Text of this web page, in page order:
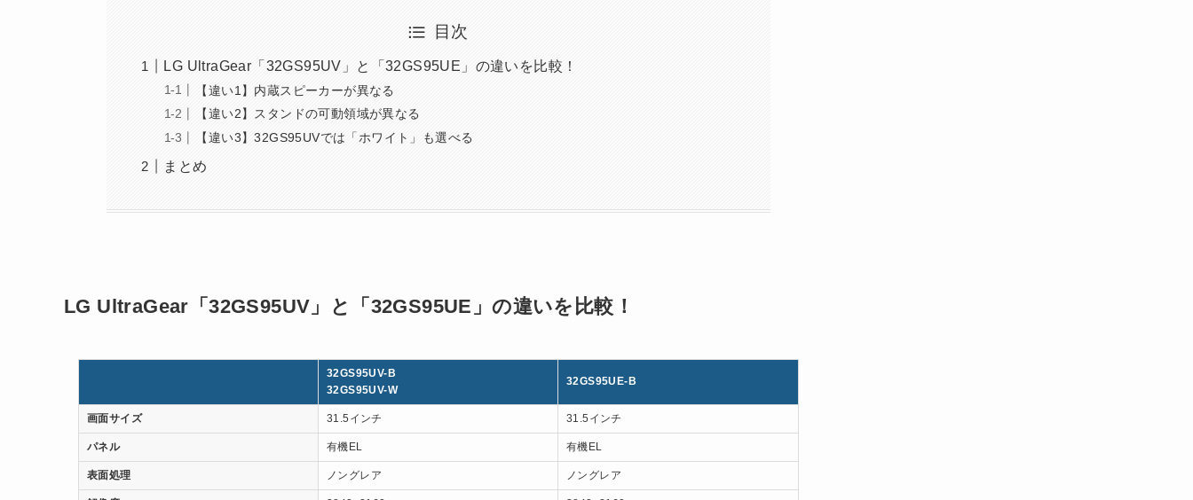
目次
LG UltraGear「32GS95UV」と「32GS95UE」の違いを比較！
【違い1】内蔵スピーカーが異なる
【違い2】スタンドの可動領域が異なる
【違い3】32GS95UVでは「ホワイト」も選べる
まとめ
LG UltraGear「32GS95UV」と「32GS95UE」の違いを比較！
32GS95UV-B
32GS95UV-W
32GS95UE-B
画面サイズ 31.5インチ 31.5インチ
パネル 有機EL 有機EL
表面処理 ノングレア ノングレア